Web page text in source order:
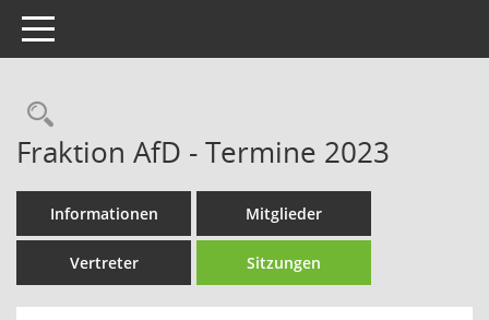
Toggle navigation
Rechercheauswahl
Fraktion AfD - Termine 2023
Informationen Mitglieder
Vertreter Sitzungen